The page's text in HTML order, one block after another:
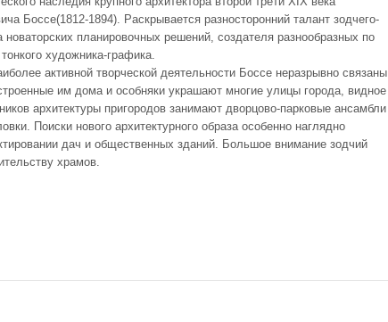
Боссе(1812-1894). Раскрывается разносторонний талант зодчего-
новаторских планировочных решений, создателя разнообразных по
художника-графика.
активной творческой деятельности Боссе неразрывно связаны
им дома и особняки украшают многие улицы города, видное
архитектуры пригородов занимают дворцово-парковые ансамбли
Поиски нового архитектурного образа особенно наглядно
дач и общественных зданий. Большое внимание зодчий
храмов.